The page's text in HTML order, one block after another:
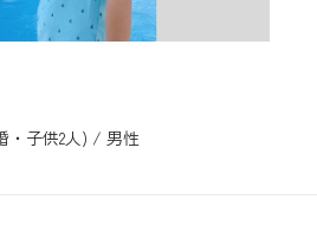
・子供2人) / 男性